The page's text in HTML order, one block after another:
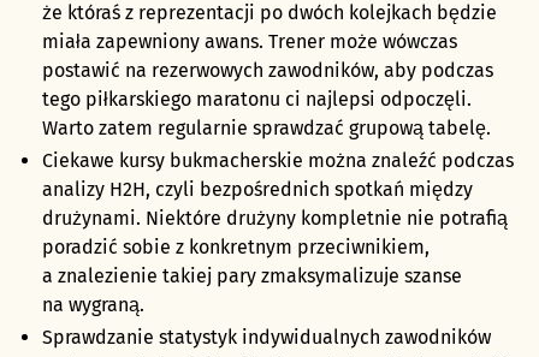
że któraś z reprezentacji po dwóch kolejkach będzie
miała zapewniony awans. Trener może wówczas
postawić na rezerwowych zawodników, aby podczas
tego piłkarskiego maratonu ci najlepsi odpoczęli.
Warto zatem regularnie sprawdzać grupową tabelę.
Ciekawe kursy bukmacherskie można znaleźć podczas
analizy H2H, czyli bezpośrednich spotkań między
drużynami. Niektóre drużyny kompletnie nie potrafią
poradzić sobie z konkretnym przeciwnikiem,
a znalezienie takiej pary zmaksymalizuje szanse
na wygraną.
Sprawdzanie statystyk indywidualnych zawodników